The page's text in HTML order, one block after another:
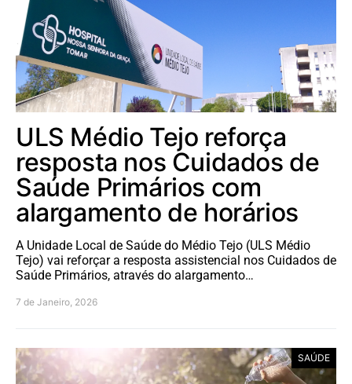
ULS Médio Tejo reforça
resposta nos Cuidados de
Saúde Primários com
alargamento de horários
A Unidade Local de Saúde do Médio Tejo (ULS Médio
Tejo) vai reforçar a resposta assistencial nos Cuidados de
Saúde Primários, através do alargamento…
7 de Janeiro, 2026
SAÚDE